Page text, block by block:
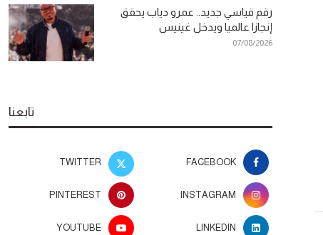
رقم قياسي جديد.. عمرو دياب يحقق
إنجازا عالميا ويدخل غينيس
07/08/2026
تابعنا
FACEBOOK
TWITTER
INSTAGRAM
PINTEREST
LINKEDIN
YOUTUBE